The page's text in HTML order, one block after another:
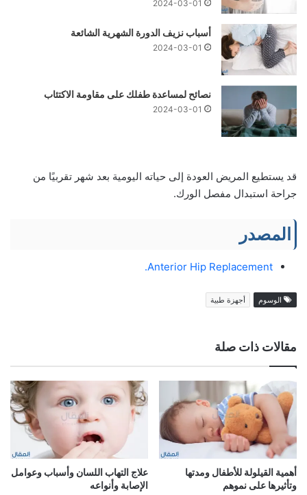
2024-03-01
أسباب نزيف الدورة الشهرية الشائعة
2024-03-01
نصائح لمساعدة طفلك على مقاومة الاكتئاب
2024-03-01
قد يستطيع المريض العودة إلى حياته اليومية بعد شهر تقربيًا من
جراحة استبدال مفصل الورك.
المصدر
Anterior Hip Replacement.
الوسوم أجهزة طبية
مقالات ذات صلة
أهمية القيلولة للأطفال ومدتها
وتأثيرها على نموهم
علاج التهاب اللسان وأسباب وعوامل
الإصابة وأنواعه